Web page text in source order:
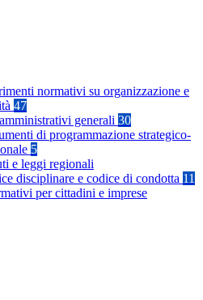
normativi su organizzazione e
47
generali 30
di programmazione strategico-
5
e leggi regionali
disciplinare e codice di condotta 11
per cittadini e imprese